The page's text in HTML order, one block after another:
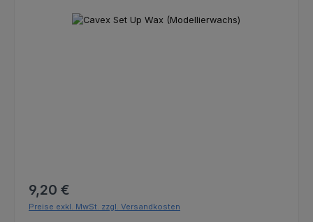
Bildergalerie überspringen
Regulärer Preis:
9,20 €
Preise exkl. MwSt. zzgl. Versandkosten